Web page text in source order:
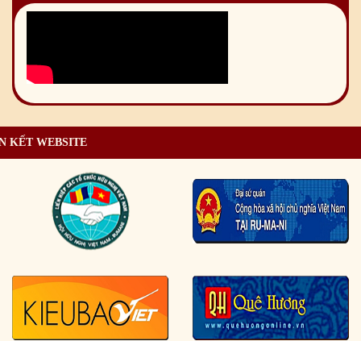
KẾT WEBSITE